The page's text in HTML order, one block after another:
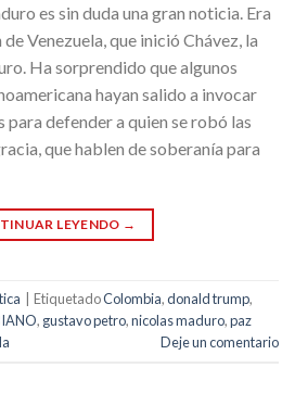
es sin duda una gran noticia. Era
Venezuela, que inició Chávez, la
Ha sorprendido que algunos
hayan salido a invocar
defender a quien se robó las
que hablen de soberanía para
LEYENDO →
EtiquetadoColombia,donald trump,
, gustavo petro,nicolas maduro,paz
Deje un comentario